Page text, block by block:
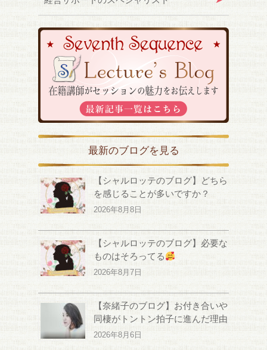
最新のブログを見る
【シャルロッテのブログ】どちら
を感じることが多いですか？
2026年8月8日
【シャルロッテのブログ】必要な
ものはそろってる
2026年8月7日
【奈緒子のブログ】お付き合いや
同棲がトントン拍子に進んだ理由
2026年8月6日